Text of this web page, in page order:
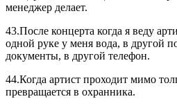
менеджер делает.
43.После концерта когда я веду
одной руке у меня вода, в другой
документы, в другой телефон.
44.Когда артист проходит мимо
превращается в охранника.